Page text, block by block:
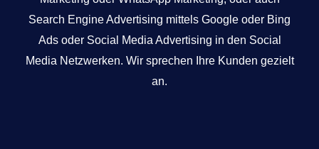
Search Engine Advertising mittels Google oder Bing
Ads oder Social Media Advertising in den Social
Media Netzwerken. Wir sprechen Ihre Kunden gezielt
an.